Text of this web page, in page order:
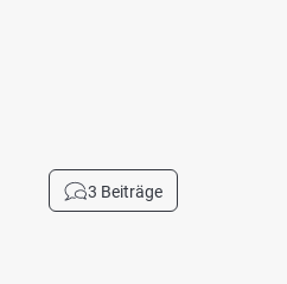
3 Beiträge